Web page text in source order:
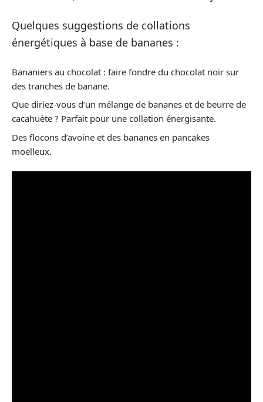
Quelques suggestions de collations
énergétiques à base de bananes :
Bananiers au chocolat : faire fondre du chocolat noir sur
des tranches de banane.
Que diriez-vous d’un mélange de bananes et de beurre de
cacahuète ? Parfait pour une collation énergisante.
Des flocons d’avoine et des bananes en pancakes
moelleux.